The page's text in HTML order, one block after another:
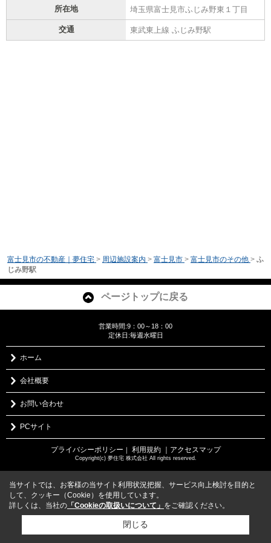
所在地 埼玉県富士見市ふじみ野東１丁目
交通 東武東上線 ふじみ野駅
富士見市の不動産｜夢住宅 > 周辺施設案内 > 富士見市 > 富士見市のその他 > ふ
じみ野駅
ページトップに戻る
営業時間:9：00～18：00
定休日:毎週水曜日
ホーム
会社概要
お問い合わせ
PCサイト
プライバシーポリシー ｜ 利用規約 ｜アクセスマップ
Copyright(c) 夢住宅 株式会社 All rights reserved.
当サイトでは、お客様の当サイト利用状況把握、サービス向上検討を目的と
して、クッキー（Cookie）を使用しています。
詳しくは、当社の 「Cookieの取扱いについて」 をご確認ください。
閉じる